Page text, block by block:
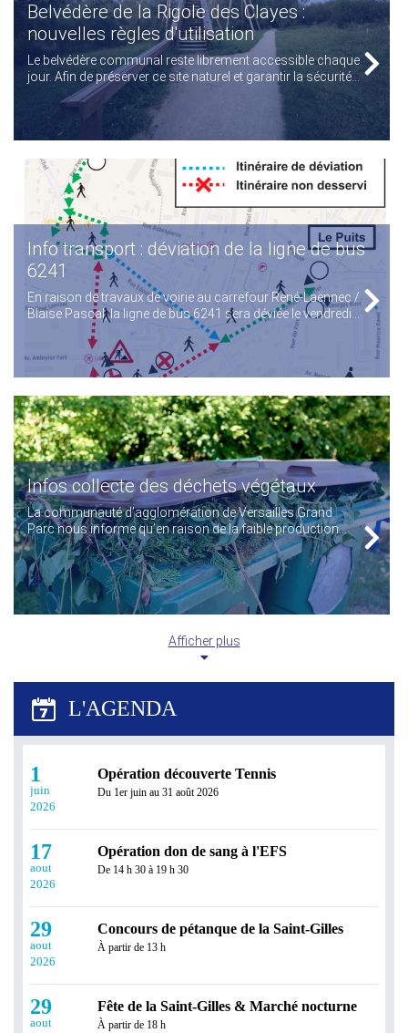
Belvédère de la Rigole des Clayes :
nouvelles règles d'utilisation
Le belvédère communal reste librement accessible chaque
jour. Afin de préserver ce site naturel et garantir la sécurité...
Info transport : déviation de la ligne de bus
6241
En raison de travaux de voirie au carrefour René-Laënnec /
Blaise Pascal, la ligne de bus 6241 sera déviée le vendredi...
Infos collecte des déchets végétaux
La communauté d’agglomération de Versailles Grand
Parc nous informe qu’en raison de la faible production...
L’Échappée Belle prend ses vacances !
Après une belle saison de partage, de sport et de
convivialité, L’Échappée Belle fait une pause estivale...
Révisez tout l'été avec Réussir en Ligne !
Profitez des vacances pour consolider vos
connaissances ou prendre de l'avance grâce à Réussir en
Ligne...
Afficher plus
1
juin
2026
Opération découverte Tennis
Du 1er juin au 31 août 2026
17
aout
2026
Opération don de sang à l'EFS
De 14 h 30 à 19 h 30
29
aout
2026
Concours de pétanque de la Saint-Gilles
À partir de 13 h
29
aout
Fête de la Saint-Gilles & Marché nocturne
À partir de 18 h